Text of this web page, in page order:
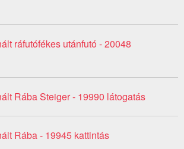
ráfutófékes utánfutó - 20048
Rába Steiger - 19990 látogatás
Rába - 19945 kattintás